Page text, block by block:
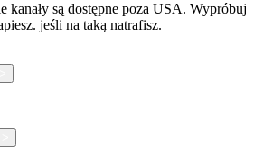
kanały są dostępne poza USA. Wypróbuj
jeśli na taką natrafisz.